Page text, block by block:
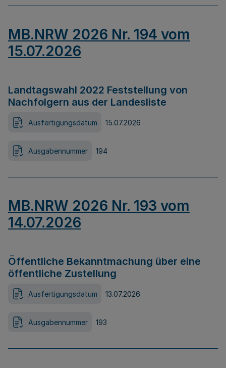
MB.NRW 2026 Nr. 194 vom
15.07.2026
Landtagswahl 2022 Feststellung von
Nachfolgern aus der Landesliste
Ausfertigungsdatum 15.07.2026
Ausgabennummer 194
MB.NRW 2026 Nr. 193 vom
14.07.2026
Öffentliche Bekanntmachung über eine
öffentliche Zustellung
Ausfertigungsdatum 13.07.2026
Ausgabennummer 193